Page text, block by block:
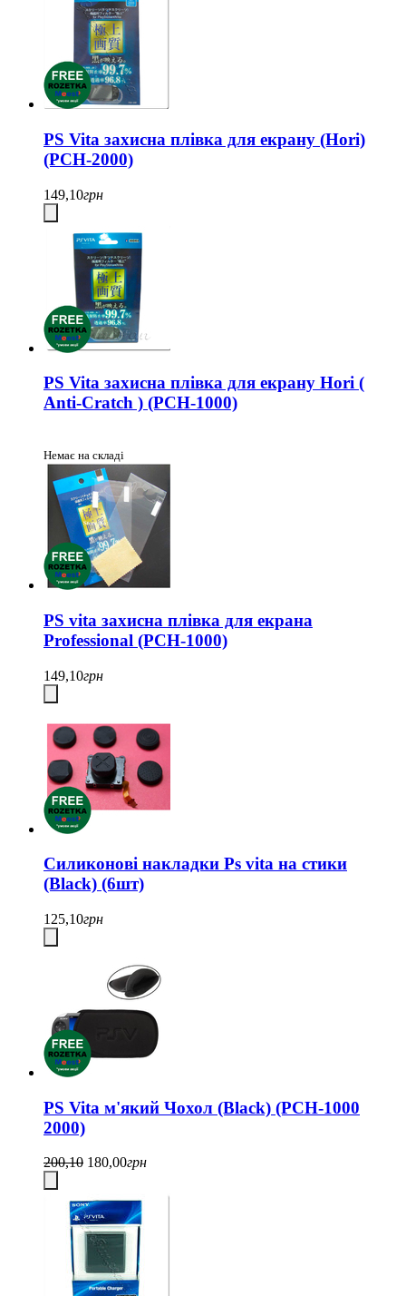
PS Vita захисна плівка для екрану (Hori)
(PCH-2000)
149,10грн
PS Vita захисна плівка для екрану Hori (
Anti-Cratch ) (PCH-1000)
Немає на складі
PS vita захисна плівка для екрана
Professional (PCH-1000)
149,10грн
Cиликонові накладки Ps vita на стики
(Black) (6шт)
125,10грн
PS Vita м'який Чохол (Black) (PCH-1000
2000)
200,10 180,00грн